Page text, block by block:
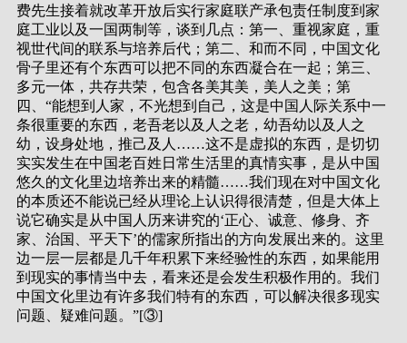
费先生接着就改革开放后实行家庭联产承包责任制度到家
庭工业以及一国两制等，谈到几点：第一、重视家庭，重
视世代间的联系与培养后代；第二、和而不同，中国文化
骨子里还有个东西可以把不同的东西凝合在一起；第三、
多元一体，共存共荣，包含各美其美，美人之美；第
四、“能想到人家，不光想到自己，这是中国人际关系中一
条很重要的东西，老吾老以及人之老，幼吾幼以及人之
幼，设身处地，推己及人……这不是虚拟的东西，是切切
实实发生在中国老百姓日常生活里的真情实事，是从中国
悠久的文化里边培养出来的精髓……我们现在对中国文化
的本质还不能说已经从理论上认识得很清楚，但是大体上
说它确实是从中国人历来讲究的‘正心、诚意、修身、齐
家、治国、平天下’的儒家所指出的方向发展出来的。这里
边一层一层都是几千年积累下来经验性的东西，如果能用
到现实的事情当中去，看来还是会发生积极作用的。我们
中国文化里边有许多我们特有的东西，可以解决很多现实
问题、疑难问题。”[③]